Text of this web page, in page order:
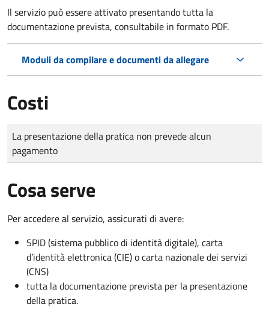
Il servizio può essere attivato presentando tutta la
documentazione prevista, consultabile in formato PDF.
Moduli da compilare e documenti da allegare
Costi
Tipo di pagamento
Importo
La presentazione della pratica non prevede alcun
pagamento
Cosa serve
Per accedere al servizio, assicurati di avere:
SPID (sistema pubblico di identità digitale), carta
d’identità elettronica (CIE) o carta nazionale dei servizi
(CNS)
tutta la documentazione prevista per la presentazione
della pratica.